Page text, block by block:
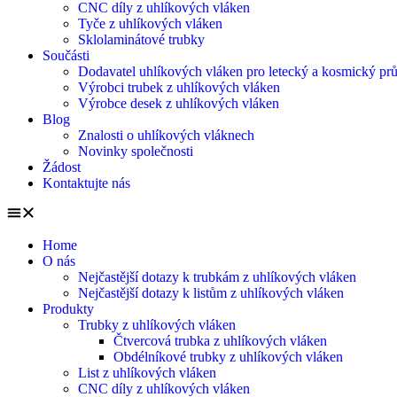
CNC díly z uhlíkových vláken
Tyče z uhlíkových vláken
Sklolaminátové trubky
Součásti
Dodavatel uhlíkových vláken pro letecký a kosmický
Výrobci trubek z uhlíkových vláken
Výrobce desek z uhlíkových vláken
Blog
Znalosti o uhlíkových vláknech
Novinky společnosti
Žádost
Kontaktujte nás
Home
O nás
Nejčastější dotazy k trubkám z uhlíkových vláken
Nejčastější dotazy k listům z uhlíkových vláken
Produkty
Trubky z uhlíkových vláken
Čtvercová trubka z uhlíkových vláken
Obdélníkové trubky z uhlíkových vláken
List z uhlíkových vláken
CNC díly z uhlíkových vláken